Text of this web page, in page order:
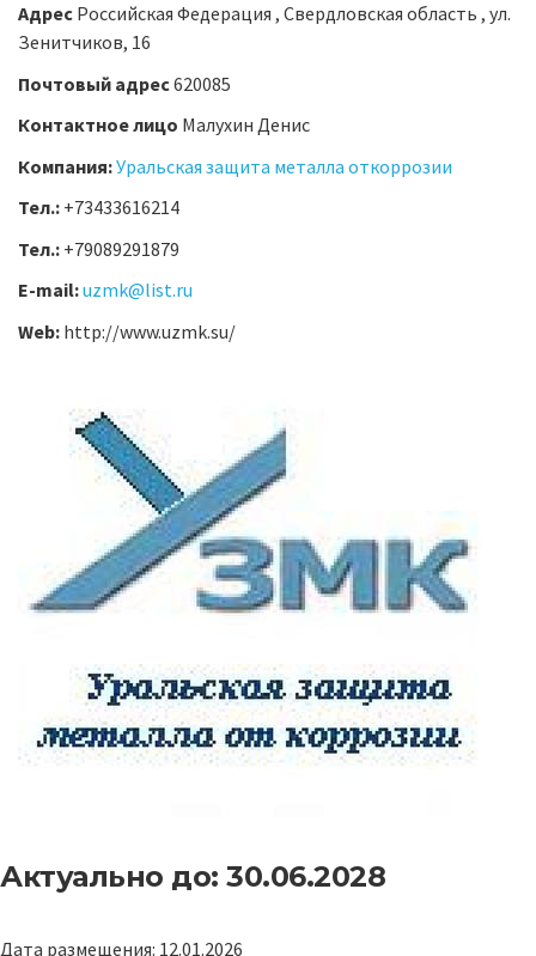
Адрес Российская Федерация , Свердловская область , ул.
Зенитчиков, 16
Почтовый адрес620085
Контактное лицо Малухин Денис
Компания:Уральская защита металла откоррозии
Тел.: +73433616214
Тел.: +79089291879
E-mail:uzmk@list.ru
Web: http://www.uzmk.su/
Актуально до: 30.06.2028
Дата размещения: 12.01.2026